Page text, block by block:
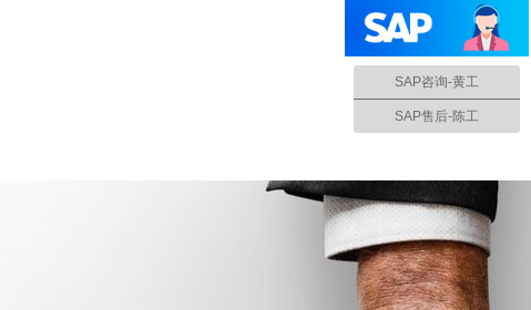
SAP咨询-黄工
SAP售后-陈工